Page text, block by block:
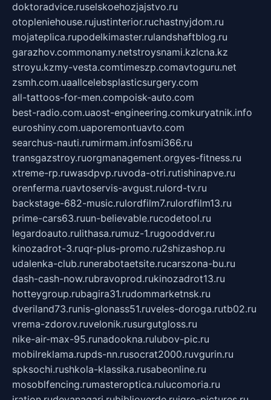
doktoradvice.ruselskoehozjajstvo.ru
otopleniehouse.rujustinterior.ruchastnyjdom.ru
mojateplica.rupodelkimaster.rulandshaftblog.ru
garazhov.commonamy.netstroysnami.kzlcna.kz
stroyu.kzmy-vesta.comtimeszp.comavtoguru.net
zsmh.com.uaallcelebsplasticsurgery.com
all-tattoos-for-men.compoisk-auto.com
best-radio.com.uaost-engineering.comkuryatnik.info
euroshiny.com.uaporemontuavto.com
searchus-nauti.rumirmam.infosmi366.ru
transgazstroy.ruorgmanagement.orgyes-fitness.ru
xtreme-rp.ruwasdpvp.ruvoda-otri.rutishinapve.ru
orenferma.ruavtoservis-avgust.rulord-tv.ru
backstage-682-music.rulordfilm7.rulordfilm13.ru
prime-cars63.ruun-believable.rucodetool.ru
legardoauto.rulithasa.rumuz-1.rugooddver.ru
kinozadrot-3.ruqr-plus-promo.ru2shizashop.ru
udalenka-club.runerabotaetsite.rucarszona-bu.ru
dash-cash-now.rubravoprod.rukinozadrot13.ru
hotteygroup.rubagira31.rudommarketnsk.ru
dveriland73.runis-glonass51.ruveles-doroga.rutb02.ru
vrema-zdorov.ruvelonik.rusurgutgloss.ru
nike-air-max-95.runadookna.rulubov-pic.ru
mobilreklama.rupds-nn.rusocrat2000.ruvgurin.ru
spksochi.rushkola-klassika.rusabeonline.ru
mosoblfencing.rumasteroptica.rulucomoria.ru